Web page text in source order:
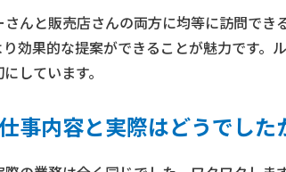
んと販売店さんの両方に均等に訪問でき
効果的な提案ができることが魅力です。
しています。
事内容と実際はどうでした